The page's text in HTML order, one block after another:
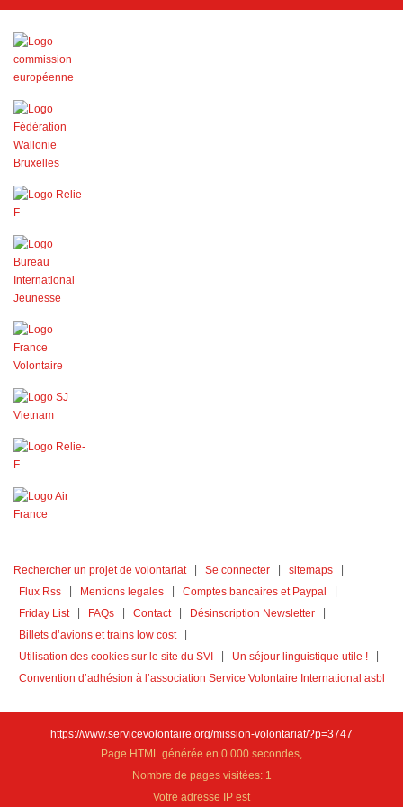
Rechercher un projet de volontariat Se connecter
sitemaps
Flux Rss
Mentions legales
Comptes bancaires et Paypal
Friday List
FAQs Contact
Désinscription Newsletter
Billets d’avions et trains low cost
Utilisation des cookies sur le site du SVI
Un séjour linguistique utile !
Convention d’adhésion à l’association Service Volontaire International asbl
https://www.servicevolontaire.org/mission-volontariat/?p=3747
Page HTML générée en 0.000 secondes,
Nombre de pages visitées: 1
Votre adresse IP est